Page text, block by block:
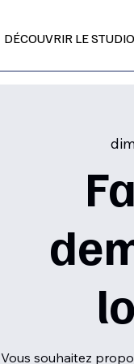
DÉCOUVRIR LE STUDIO
Vous souhaitez